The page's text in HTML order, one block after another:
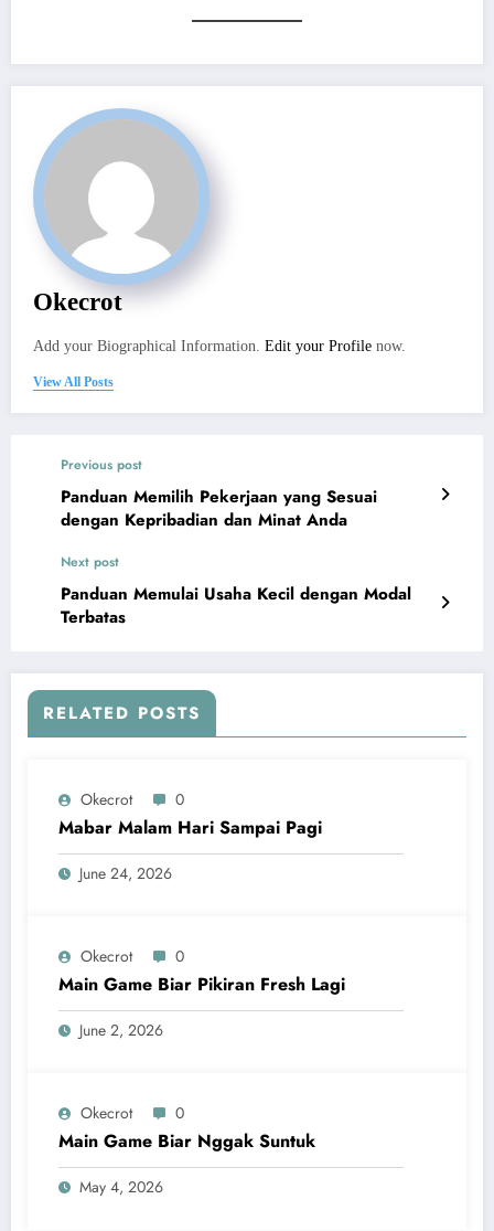
Okecrot
Add your Biographical Information. Edit your Profile now.
View All Posts
Previous post
Panduan Memilih Pekerjaan yang Sesuai
dengan Kepribadian dan Minat Anda
Next post
Panduan Memulai Usaha Kecil dengan Modal
Terbatas
RELATED POSTS
Okecrot 0
Mabar Malam Hari Sampai Pagi
June 24, 2026
Okecrot 0
Main Game Biar Pikiran Fresh Lagi
June 2, 2026
Okecrot 0
Main Game Biar Nggak Suntuk
May 4, 2026